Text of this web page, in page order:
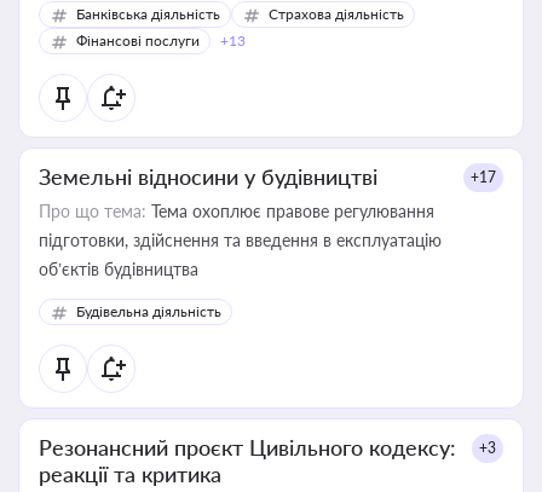
Банківська діяльність
Страхова діяльність
Фінансові послуги
+13
Земельні відносини у будівництві +17
Про що тема: Тема охоплює правове регулювання
підготовки, здійснення та введення в експлуатацію
об’єктів будівництва
Будівельна діяльність
Резонансний проєкт Цивільного кодексу:
реакції та критика
+3